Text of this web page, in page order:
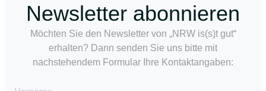
Newsletter abonnieren
Möchten Sie den Newsletter von „NRW is(s)t gut“
erhalten? Dann senden Sie uns bitte mit
nachstehendem Formular Ihre Kontaktangaben: